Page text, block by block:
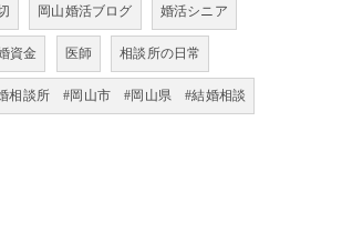
岡山婚活ブログ 婚活シニア
資金 医師 相談所の日常
相談所 #岡山市 #岡山県 #結婚相談